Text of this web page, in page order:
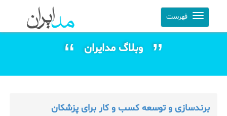
فهرست
وبلاگ مدایران
برندسازی و توسعه کسب‌ و کار برای پزشکان